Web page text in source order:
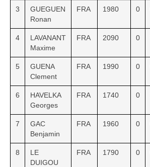
3
GUEGUEN
Ronan
FRA 1980 0
4
LAVANANT
Maxime
FRA 2090 0
5
GUENA
Clement
FRA 1990 0
6
HAVELKA
Georges
FRA 1740 0
7
GAC
Benjamin
FRA 1960 0
8
LE
DUIGOU
FRA 1790 0